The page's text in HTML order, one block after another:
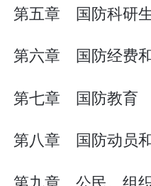
第五章 国防科研
第六章 国防经费
第七章 国防教育
第八章 国防动员
第九章 公民、组